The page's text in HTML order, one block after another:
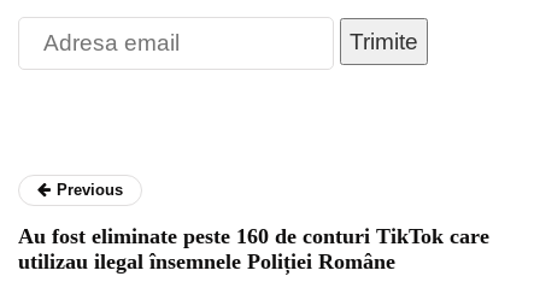
Trimite
Previous
Au fost eliminate peste 160 de conturi TikTok care
utilizau ilegal însemnele Poliției Române